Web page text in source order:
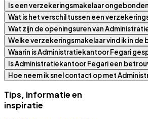
Is een verzekeringsmakelaar
Wat is het verschil tussen een
Wat zijn de openingsuren van
Welke verzekeringsmakelaar vind ik in de
Waarin is Administratiekantoor Fegari
Is Administratiekantoor Fegari een
Hoe neem ik snel contact op met
Tips, informatie en
inspiratie